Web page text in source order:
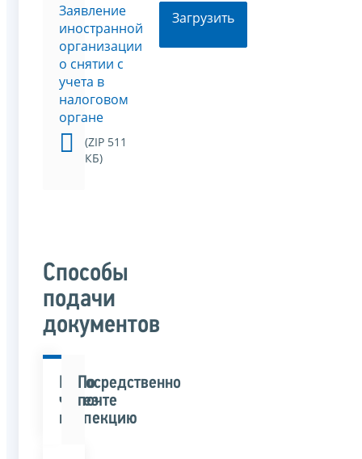
Заявление
иностранной
организации
о снятии с
учета в
налоговом
органе
(ZIP 511
КБ)
Загрузить
Способы
подачи
документов
Непосредственно
через
инспекцию
По
почте